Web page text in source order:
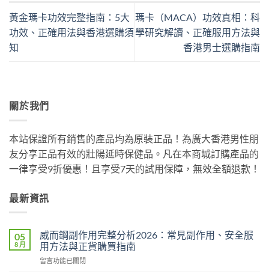
黃金瑪卡功效完整指南：5大
功效、正確用法與香港選購須
知
瑪卡（MACA）功效真相：科
學研究解讀、正確服用方法與
香港男士選購指南
關於我們
本站保證所有銷售的產品均為原裝正品！為廣大香港男性朋
友分享正品有效的壯陽延時保健品。凡在本商城訂購產品的
一律享受9折優惠！且享受7天的試用保障，無效全額退款！
最新資訊
05
8 月
威而鋼副作用完整分析2026：常見副作用、安全服
用方法與正貨購買指南
在
留言功能已關閉